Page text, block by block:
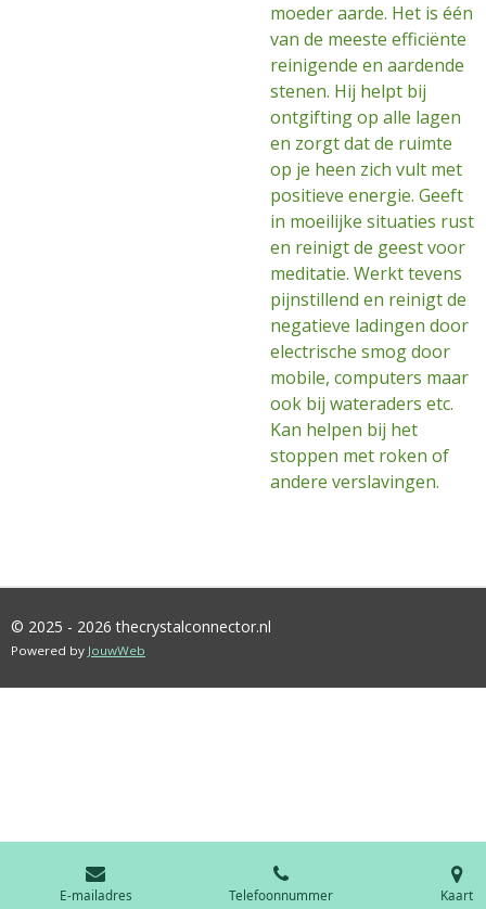
moeder aarde. Het is één
van de meeste efficiënte
reinigende en aardende
stenen. Hij helpt bij
ontgifting op alle lagen
en zorgt dat de ruimte
op je heen zich vult met
positieve energie. Geeft
in moeilijke situaties rust
en reinigt de geest voor
meditatie. Werkt tevens
pijnstillend en reinigt de
negatieve ladingen door
electrische smog door
mobile, computers maar
ook bij wateraders etc.
Kan helpen bij het
stoppen met roken of
andere verslavingen.
© 2025 - 2026 thecrystalconnector.nl
Powered by JouwWeb
E-mailadres Telefoonnummer Kaart